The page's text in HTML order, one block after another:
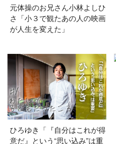
元体操のお兄さん小林よしひ
さ「小３で観たあの人の映画
が人生を変えた」
ひろゆき「『自分はこれが得
意だ』という“思い込み”は重